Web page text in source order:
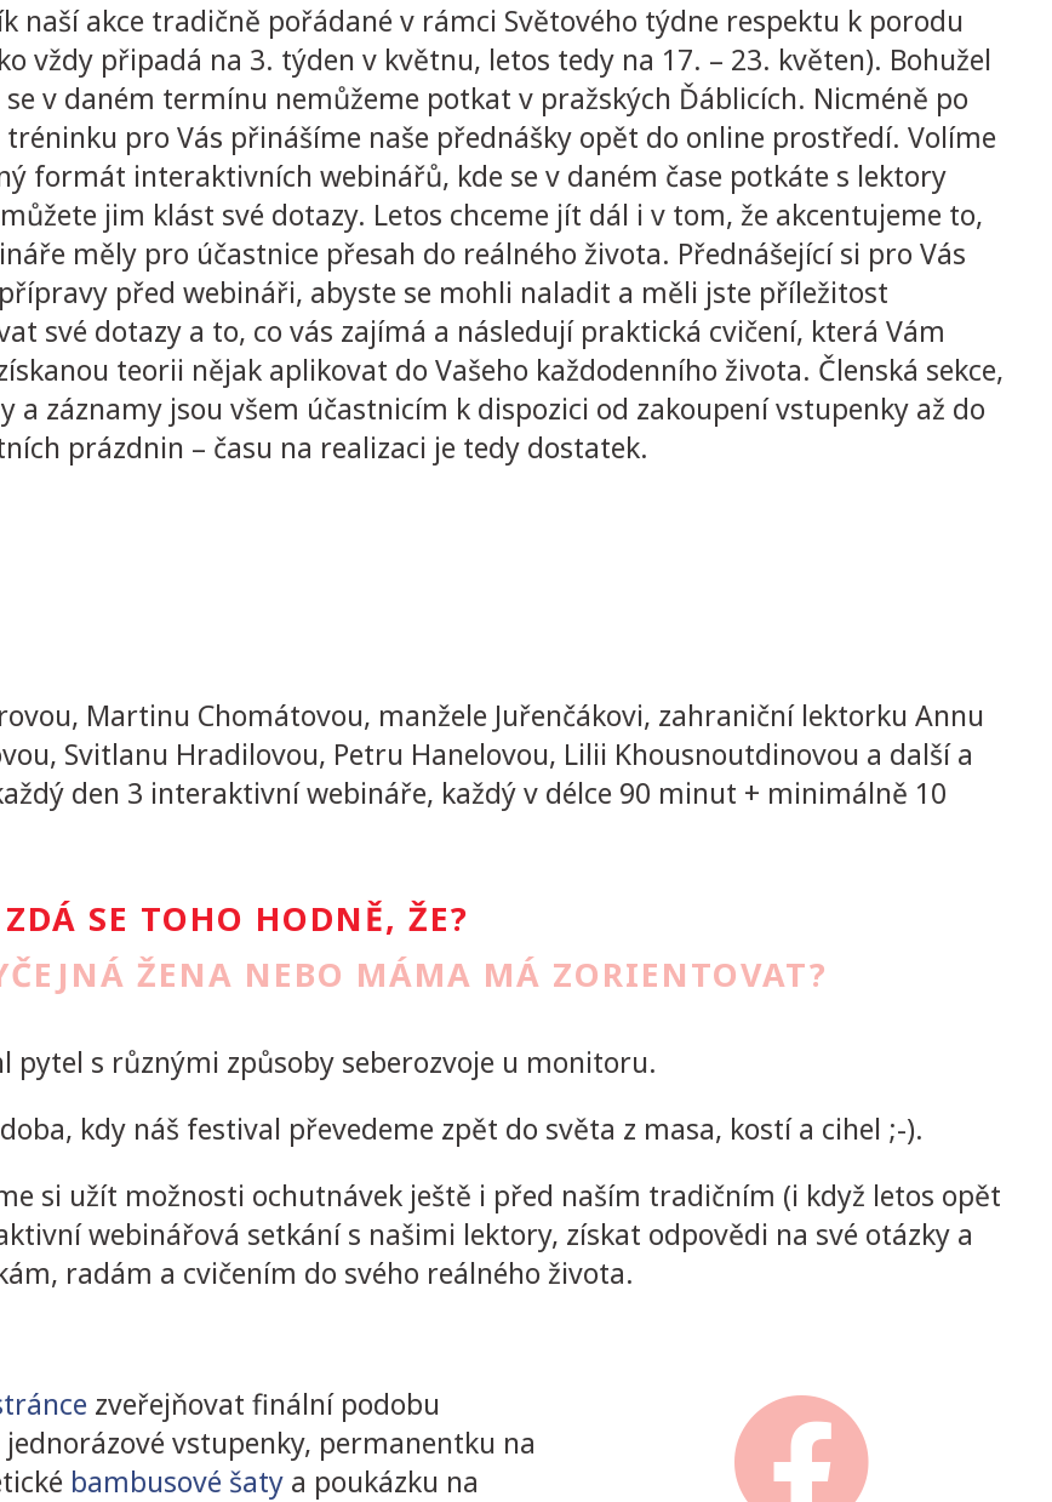
naší akce tradičně pořádané v rámci Světového týdne respektu k porodu
vždy připadá na 3. týden v květnu, letos tedy na 17. – 23. květen). Bohužel
v daném termínu nemůžeme potkat v pražských Ďáblicích. Nicméně po
tréninku pro Vás přinášíme naše přednášky opět do online prostředí. Volíme
formát interaktivních webinářů, kde se v daném čase potkáte s lektory
jim klást své dotazy. Letos chceme jít dál i v tom, že akcentujeme to,
měly pro účastnice přesah do reálného života. Přednášející si pro Vás
před webináři, abyste se mohli naladit a měli jste příležitost
své dotazy a to, co vás zajímá a následují praktická cvičení, která Vám
teorii nějak aplikovat do Vašeho každodenního života. Členská sekce,
a záznamy jsou všem účastnicím k dispozici od zakoupení vstupenky až do
prázdnin – času na realizaci je tedy dostatek.
Martinu Chomátovou, manžele Juřenčákovi, zahraniční lektorku Annu
Svitlanu Hradilovou, Petru Hanelovou, Lilii Khousnoutdinovou a další a
den 3 interaktivní webináře, každý v délce 90 minut + minimálně 10
ZDÁ SE TOHO HODNĚ, ŽE?
ŽENA NEBO MÁMA MÁ ZORIENTOVAT?
pytel s různými způsoby seberozvoje u monitoru.
kdy náš festival převedeme zpět do světa z masa, kostí a cihel ;-).
si užít možnosti ochutnávek ještě i před naším tradičním (i když letos opět
webinářová setkání s našimi lektory, získat odpovědi na své otázky a
radám a cvičením do svého reálného života.
zveřejňovat finální podobu
vstupenky, permanentku na
bambusové šaty a poukázku na